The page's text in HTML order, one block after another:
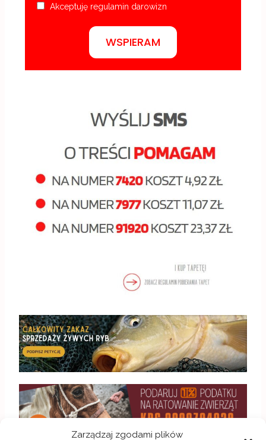
Zarządzaj zgodami plików
Akceptuję regulamin darowizn
WSPIERAM